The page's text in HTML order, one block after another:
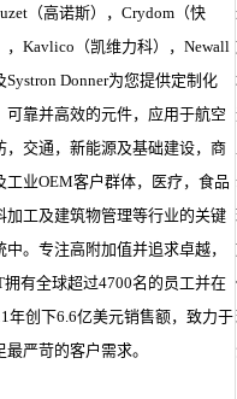
（高诺斯），Crydom（快
，Kavlico（凯维力科），Newall
Systron Donner为您提供定制化
可靠并高效的元件，应用于航空
，交通，新能源及基础建设，商
工业OEM客户群体，医疗，食品
加工及建筑物管理等行业的关键
中。专注高附加值并追求卓越，
拥有全球超过4700名的员工并在
年创下6.6亿美元销售额，致力于
最严苛的客户需求。